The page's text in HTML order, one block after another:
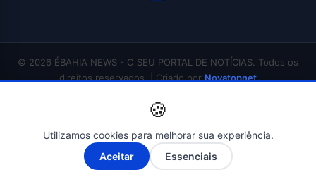
© 2026 ÉBAHIA NEWS - O SEU PORTAL DE NOTÍCIAS. Todos os
direitos reservados. | Criado porNovatopnet
ECONOMIA
A- A+
🍪
Utilizamos cookies para melhorar sua experiência.
Aceitar
Essenciais